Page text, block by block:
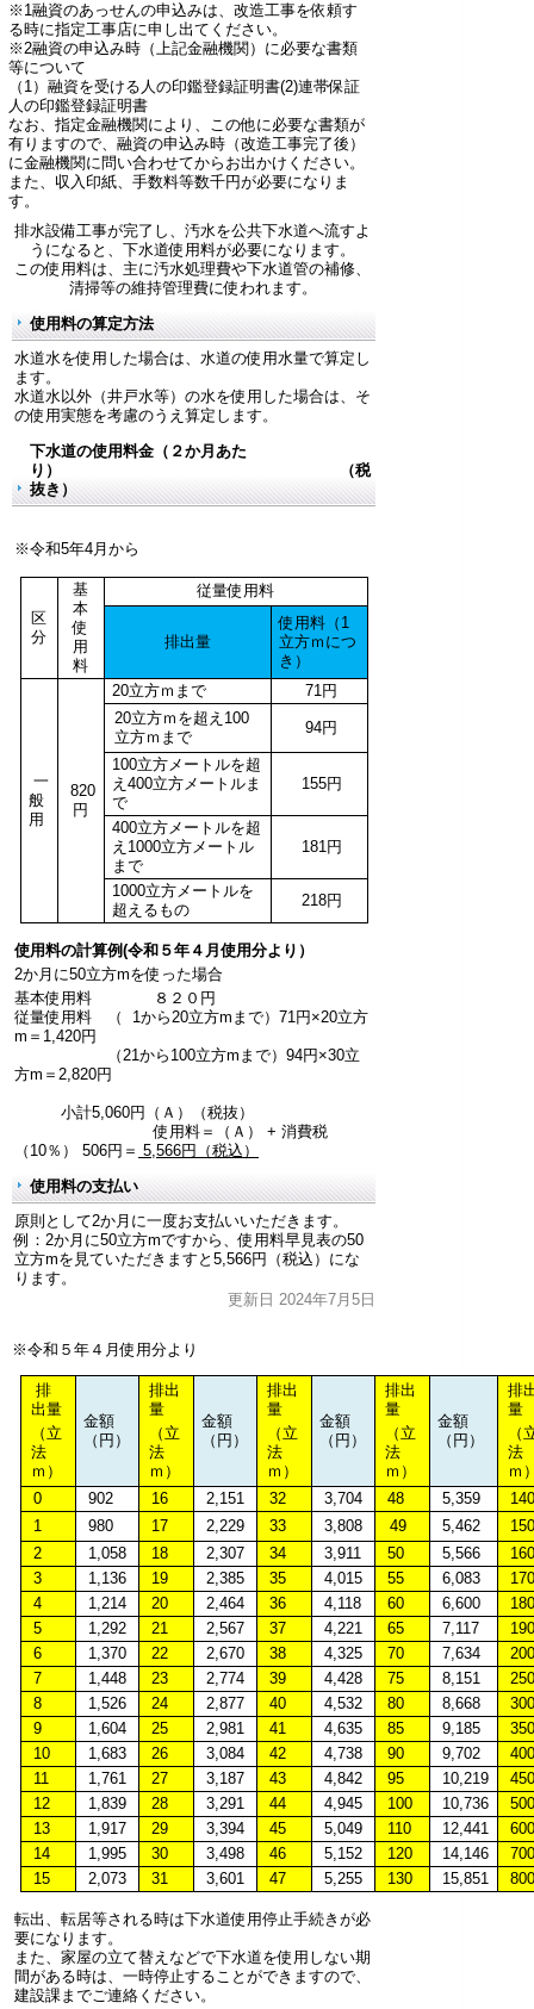
※1融資のあっせんの申込みは、改造工事を依頼す
る時に指定工事店に申し出てください。
※2融資の申込み時（上記金融機関）に必要な書類
等について
（1）融資を受ける人の印鑑登録証明書(2)連帯保証
人の印鑑登録証明書
なお、指定金融機関により、この他に必要な書類が
有りますので、融資の申込み時（改造工事完了後）
に金融機関に問い合わせてからお出かけください。
また、収入印紙、手数料等数千円が必要になりま
す。
排水設備工事が完了し、汚水を公共下水道へ流すよ
うになると、下水道使用料が必要になります。
この使用料は、主に汚水処理費や下水道管の補修、
清掃等の維持管理費に使われます。
使用料の算定方法
水道水を使用した場合は、水道の使用水量で算定し
ます。
水道水以外（井戸水等）の水を使用した場合は、そ
の使用実態を考慮のうえ算定します。
下水道の使用料金（２か月あた
り） （税
抜き）
※令和5年4月から
区
分
基
本
使
用
料
従量使用料
排出量
使用料（1
立方ｍにつ
き）
一
般
用
820
円
20立方ｍまで
71円
20立方ｍを超え100
立方ｍまで
94円
100立方メートルを超
え400立方メートルま
で
155円
400立方メートルを超
え1000立方メートル
まで
181円
1000立方メートルを
超えるもの
218円
使用料の計算例(令和５年４月使用分より）
2か月に50立方mを使った場合
基本使用料 ８２０円
従量使用料 （ 1から20立方mまで）71円×20立方
m＝1,420円
（21から100立方mまで）94円×30立
方m＝2,820円
小計5,060円（Ａ）（税抜）
使用料＝（Ａ） + 消費税
（10％） 506円＝ 5,566円（税込）
使用料の支払い
原則として2か月に一度お支払いいただきます。
例：2か月に50立方mですから、使用料早見表の50
立方mを見ていただきますと5,566円（税込）にな
ります。
更新日 2024年7月5日
※令和５年４月使用分より
排
出量
（立
法
ｍ）
金額
（円）
排出
量
（立
法
ｍ）
金額
（円）
排出
量
（立
法
ｍ）
金額
（円）
排出
量
（立
法
ｍ）
金額
（円）
排
量
（
法
ｍ
0
902 16 2,151 32 3,704 48 5,359
140
1
980 17 2,229 33 3,808 49 5,462
150
2
1,058 18 2,307 34 3,911 50 5,566
160
3
1,136 19 2,385 35 4,015 55 6,083
170
4
1,214 20 2,464 36 4,118 60 6,600
180
5
1,292 21 2,567 37 4,221 65 7,117
190
6
1,370 22 2,670 38 4,325 70 7,634
200
7
1,448 23 2,774 39 4,428 75 8,151
250
8
1,526 24 2,877 40 4,532 80 8,668
300
9
1,604 25 2,981 41 4,635 85 9,185
350
10
1,683 26 3,084 42 4,738 90 9,702
400
11
1,761 27 3,187 43 4,842 95 10,219
450
12
1,839 28 3,291 44 4,945 100 10,736
500
13
1,917 29 3,394 45 5,049 110 12,441
600
14
1,995 30 3,498 46 5,152 120 14,146
700
15
2,073 31 3,601 47 5,255 130 15,851 800
転出、転居等される時は下水道使用停止手続きが必
要になります。
また、家屋の立て替えなどで下水道を使用しない期
間がある時は、一時停止することができますので、
建設課までご連絡ください。